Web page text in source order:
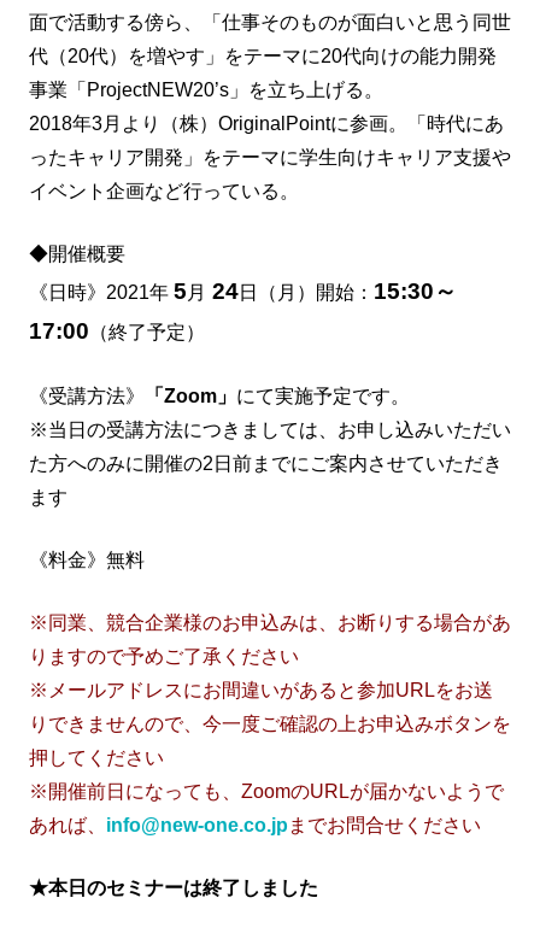
面で活動する傍ら、「仕事そのものが面白いと思う同世
代（20代）を増やす」をテーマに20代向けの能力開発
事業「ProjectNEW20’s」を立ち上げる。
2018年3月より（株）OriginalPointに参画。「時代にあ
ったキャリア開発」をテーマに学生向けキャリア支援や
イベント企画など行っている。
◆開催概要
《日時》2021年 5 月 24日（月）開始： 15:30～
17:00 （終了予定）
《受講方法》 「Zoom」 にて実施予定です。
※当日の受講方法につきましては、お申し込みいただい
た方へのみに開催の2日前までにご案内させていただき
ます
《料金》無料
※同業、競合企業様のお申込みは、お断りする場合があ
りますので予めご了承ください
※メールアドレスにお間違いがあると参加URLをお送
りできませんので、今一度ご確認の上お申込みボタンを
押してください
※開催前日になっても、ZoomのURLが届かないようで
あれば、 info@new-one.co.jpまでお問合せください
★本日のセミナーは終了しました